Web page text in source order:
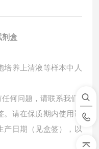
剂盒
培养上清液等样本中 人
何问题，请联系我们
请在保质期内使用试
产日期（见盒签），以